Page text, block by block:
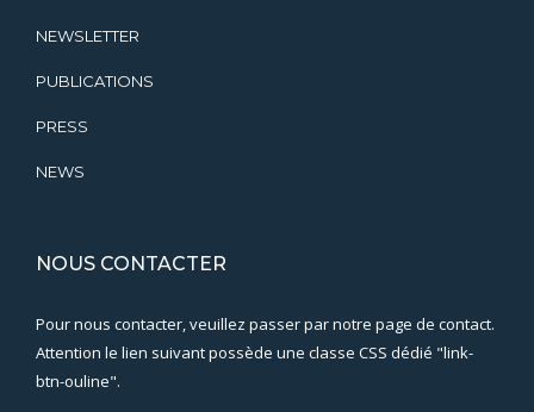
NEWSLETTER
PUBLICATIONS
PRESS
NEWS
NOUS CONTACTER
Pour nous contacter, veuillez passer par notre page de contact.
Attention le lien suivant possède une classe CSS dédié "link-
btn-ouline".